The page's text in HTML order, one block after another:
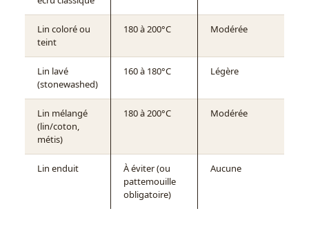
Lin coloré ou
teint
180 à 200°C Modérée
Lin lavé
(stonewashed)
160 à 180°C Légère
Lin mélangé
(lin/coton,
métis)
180 à 200°C Modérée
Lin enduit
À éviter (ou
pattemouille
obligatoire)
Aucune